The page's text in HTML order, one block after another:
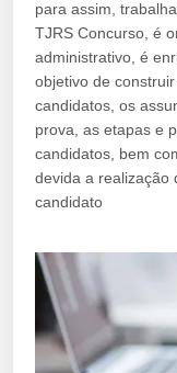
para assim,
TJRS Concurso, é
administrativo, é
objetivo de
candidatos, os
prova, as etapas e
candidatos, bem
devida a realização
candidato